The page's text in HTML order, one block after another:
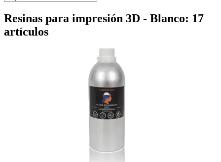
Resinas para impresión 3D - Blanco: 17
artículos